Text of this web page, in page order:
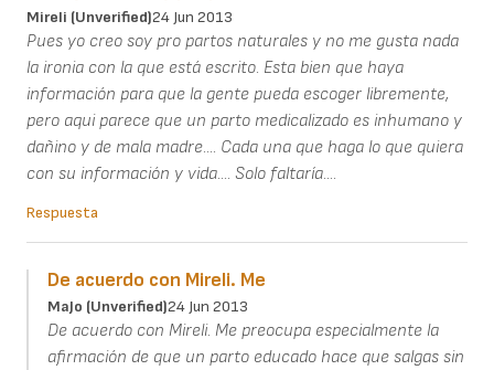
Mireli (unverified)24 Jun 2013
Pues yo creo soy pro partos naturales y no me gusta nada
la ironia con la que está escrito. Esta bien que haya
información para que la gente pueda escoger libremente,
pero aqui parece que un parto medicalizado es inhumano y
dañino y de mala madre.... Cada una que haga lo que quiera
con su información y vida.... Solo faltaría....
Respuesta
De acuerdo con Mireli. Me
MaJo (unverified)24 Jun 2013
De acuerdo con Mireli. Me preocupa especialmente la
afirmación de que un parto educado hace que salgas sin